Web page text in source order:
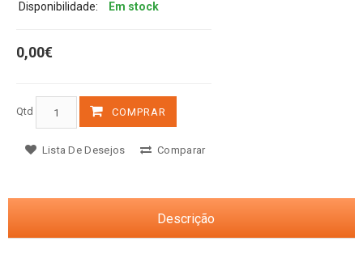
Disponibilidade:
Em stock
0,00€
Qtd COMPRAR
Lista De Desejos Comparar
Descrição